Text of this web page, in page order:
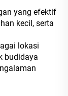
yang efektif
kecil, serta
lokasi
budidaya